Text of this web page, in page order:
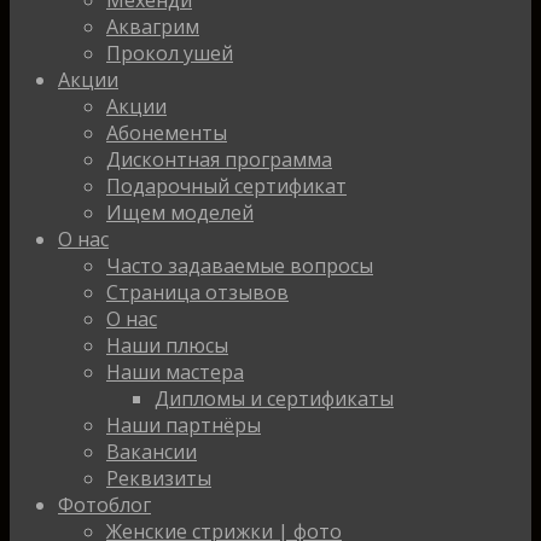
Аквагрим
Прокол ушей
Акции
Акции
Абонементы
Дисконтная программа
Подарочный сертификат
Ищем моделей
О нас
Часто задаваемые вопросы
Страница отзывов
О нас
Наши плюсы
Наши мастера
Дипломы и сертификаты
Наши партнёры
Вакансии
Реквизиты
Фотоблог
Женские стрижки | фото